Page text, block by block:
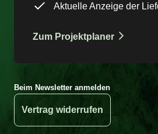
Aktuelle Anzeige der
Zum Projektplaner
Beim Newsletter anmelden
Vertrag widerrufen